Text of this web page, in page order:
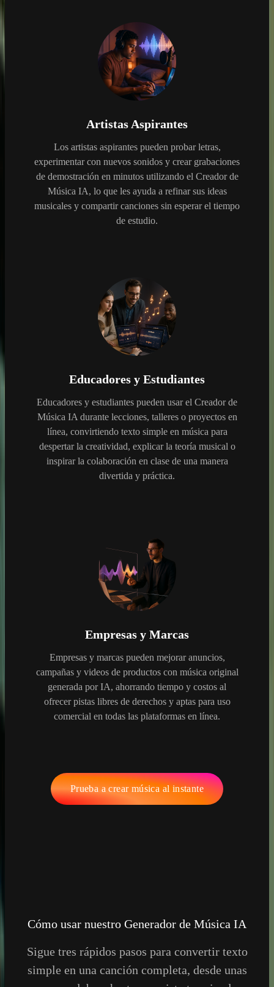
Artistas Aspirantes
Los artistas aspirantes pueden probar letras,
experimentar con nuevos sonidos y crear grabaciones
de demostración en minutos utilizando el Creador de
Música IA, lo que les ayuda a refinar sus ideas
musicales y compartir canciones sin esperar el tiempo
de estudio.
Educadores y Estudiantes
Educadores y estudiantes pueden usar el Creador de
Música IA durante lecciones, talleres o proyectos en
línea, convirtiendo texto simple en música para
despertar la creatividad, explicar la teoría musical o
inspirar la colaboración en clase de una manera
divertida y práctica.
Empresas y Marcas
Empresas y marcas pueden mejorar anuncios,
campañas y videos de productos con música original
generada por IA, ahorrando tiempo y costos al
ofrecer pistas libres de derechos y aptas para uso
comercial en todas las plataformas en línea.
Prueba a crear música al instante
Cómo usar nuestro Generador de Música IA
Sigue tres rápidos pasos para convertir texto
simple en una canción completa, desde unas